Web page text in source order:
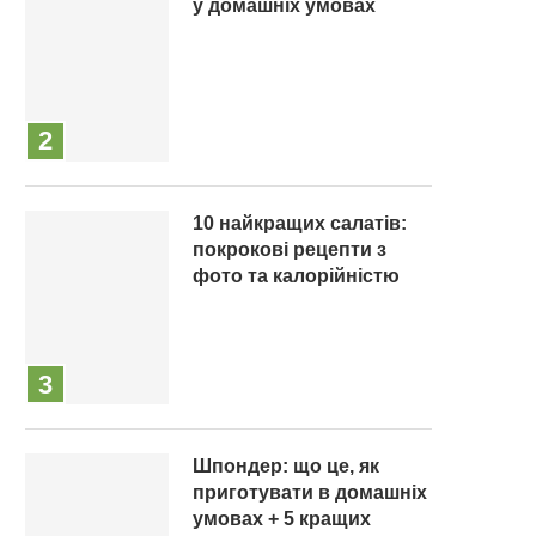
у домашніх умовах
10 найкращих салатів:
покрокові рецепти з
фото та калорійністю
Шпондер: що це, як
приготувати в домашніх
умовах + 5 кращих